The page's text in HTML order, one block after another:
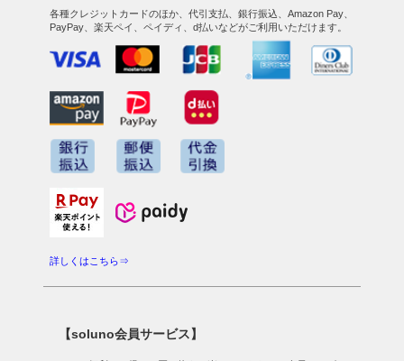
各種クレジットカードのほか、代引支払、銀行振込、Amazon Pay、
PayPay、楽天ペイ、ペイディ、d払いなどがご利用いただけます。
詳しくはこちら⇒
【soluno会員サービス】